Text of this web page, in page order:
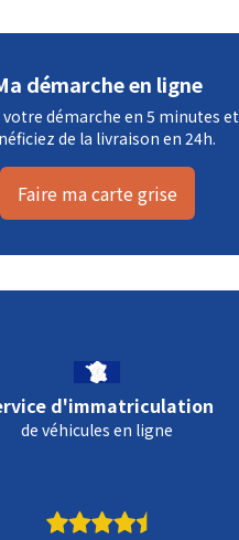
démarche en ligne
votre démarche en 5 minutes et
de la livraison en 24h.
Faire ma carte grise
d'immatriculation
de véhicules en ligne